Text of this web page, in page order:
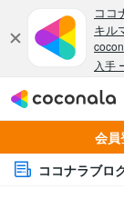
会員
ココナラブロ